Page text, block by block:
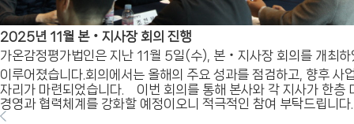
2025년 11월 본‧지사장 회의 진행
가온감정평가법인은 지난 11월 5일(수), 본‧지사장 회의를 개최
이루어졌습니다.회의에서는 올해의 주요 성과를 점검하고, 향후
자리가 마련되었습니다. 이번 회의를 통해 본사와 각 지사가 한층
경영과 협력체계를 강화할 예정이오니 적극적인 참여 부탁드립니